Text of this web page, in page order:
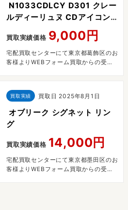
N1033CDLCY D301 クレー
ルディーリュヌ CDアイコン
レジンパール クリスタルライ
ンストーン ネックレス
買取実績価格 9,000円
宅配買取センターにて東京都葛飾区のお
客様よりWEBフォーム買取からの受付
買取実績 買取日 2025年8月1日
オブリーク シグネット リン
グ
買取実績価格 14,000円
宅配買取センターにて東京都墨田区のお
客様よりWEBフォーム買取からの受付